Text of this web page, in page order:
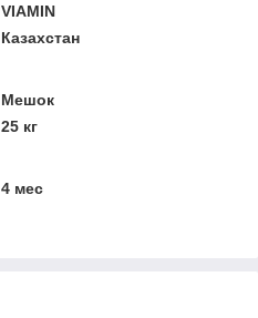
VIAMIN
Казахстан
Мешок
25 кг
4 мес